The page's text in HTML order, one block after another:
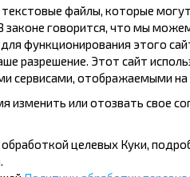
Пинск-Вильнюс?
заранее?
файлы, которые
законе говорится, что мы
функционирования этого
разрешение. Этот сайт
сервисами, отображаемыми на
или отозвать свое
обработкой целевых Куки,